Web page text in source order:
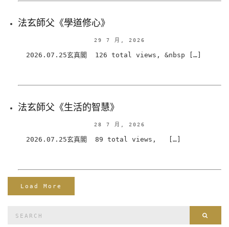
法玄師父《學道修心》
29 7 月, 2026
2026.07.25玄真閣 126 total views, &nbsp […]
法玄師父《生活的智慧》
28 7 月, 2026
2026.07.25玄真閣 89 total views, […]
Load More